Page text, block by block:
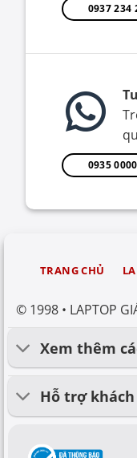
0937 234
0935
© 1998 • LAPTOP
TRANG CHỦ
Xem thêm
Hỗ trợ